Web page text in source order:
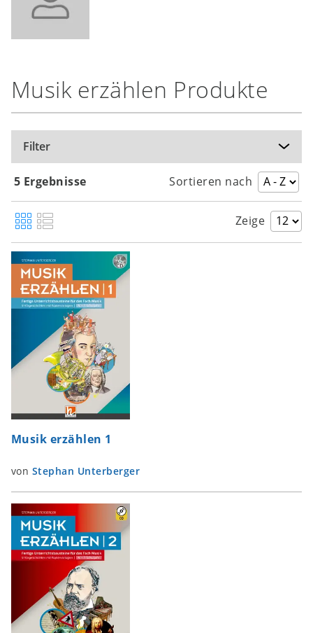
Musik erzählen Produkte
Filter
5 Ergebnisse Sortieren nach
Zeige
Musik erzählen 1
von Stephan Unterberger